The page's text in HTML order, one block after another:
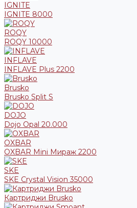
IGNITE
IGNITE 8000
ROQY
ROQY 10000
INFLAVE
INFLAVE Plus 2200
Brusko
Brusko Split S
DOJO
Dojo Opal 20.000
OXBAR
OXBAR Mini Мираж 2200
SKE
SKE Crystal Vision 35000
Картриджи Brusko